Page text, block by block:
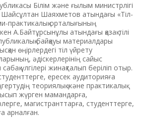
Білім және ғылым министрлігі
Шайсұлтан Шаяхметов атындағы «Тіл-
практикалық орталығының
А.Байтұрсынұлы атындағы қазақ тілі
байқауы материалдары
өңірлердегі тіл үйрету
әдіскерлерінің сайыс
үлгілері жинақталып беріліп отыр.
ересек аудиторияға
теориялық және практикалық
жүрген мамандарға,
магистранттарға, студенттерге,
арналған.